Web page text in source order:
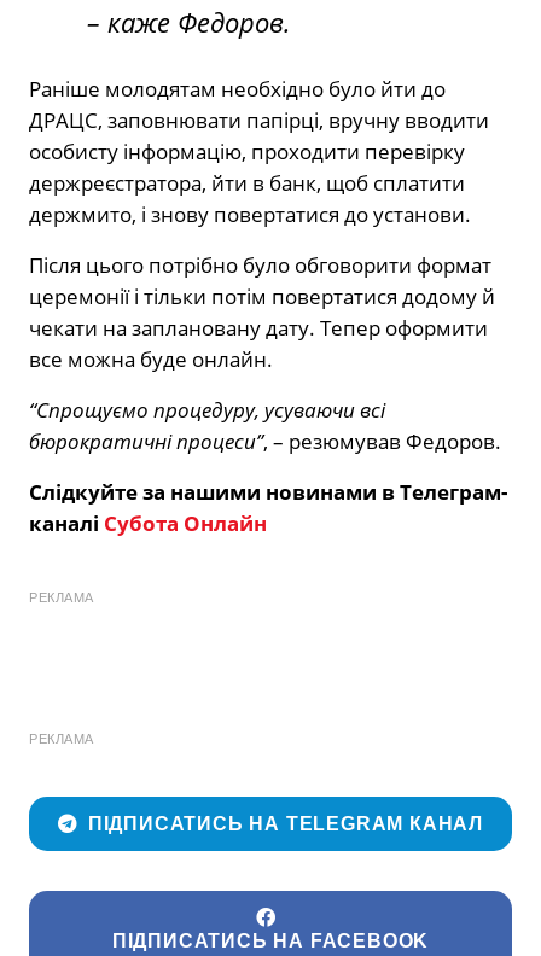
– каже Федоров.
Раніше молодятам необхідно було йти до
ДРАЦС, заповнювати папірці, вручну вводити
особисту інформацію, проходити перевірку
держреєстратора, йти в банк, щоб сплатити
держмито, і знову повертатися до установи.
Після цього потрібно було обговорити формат
церемонії і тільки потім повертатися додому й
чекати на заплановану дату. Тепер оформити
все можна буде онлайн.
“Спрощуємо процедуру, усуваючи всі
бюрократичні процеси”, – резюмував Федоров.
Слідкуйте за нашими новинами в Телеграм-
каналі Субота Онлайн
РЕКЛАМА
РЕКЛАМА
ПІДПИСАТИСЬ НА TELEGRAM КАНАЛ
ПІДПИСАТИСЬ НА FACEBOOK